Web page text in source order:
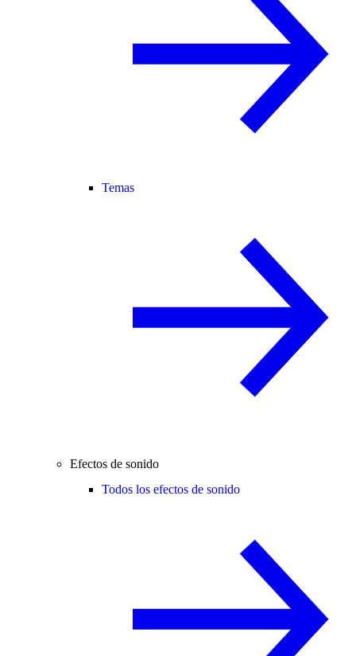
Temas
Efectos de sonido
Todos los efectos de sonido